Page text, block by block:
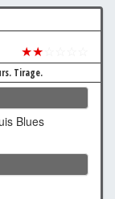
★★
Tirage.
Blues